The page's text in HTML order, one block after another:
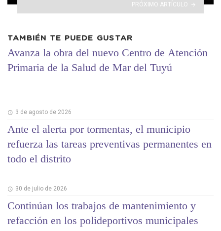
PRÓXIMO ARTÍCULO
TAMBIÉN TE PUEDE GUSTAR
Avanza la obra del nuevo Centro de Atención
Primaria de la Salud de Mar del Tuyú
3 de agosto de 2026
Ante el alerta por tormentas, el municipio
refuerza las tareas preventivas permanentes en
todo el distrito
30 de julio de 2026
Continúan los trabajos de mantenimiento y
refacción en los polideportivos municipales